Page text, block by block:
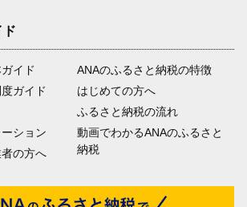
ド
イド
ガイド
ション
の方へ
ANAのふるさと納税の特徴
はじめての方へ
ふるさと納税の流れ
動画でわかるANAのふるさと
納税